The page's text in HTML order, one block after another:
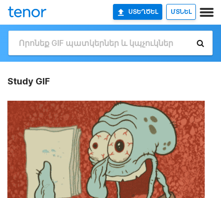
ՍՏԵՂԾԵԼ ՄՏՆԵԼ
Study GIF